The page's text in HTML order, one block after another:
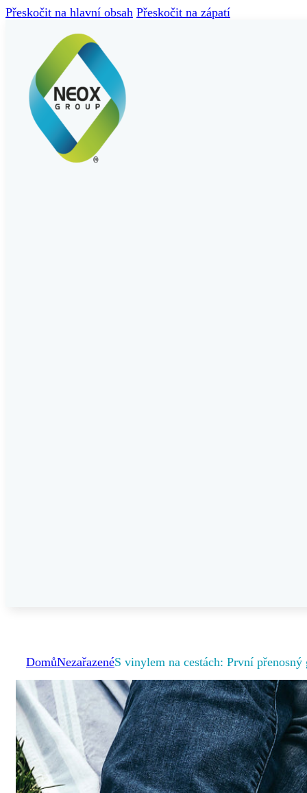
Přeskočit na hlavní obsah Přeskočit na zápatí
DomůNezařazenéS vinylem na cestách: První přenosný